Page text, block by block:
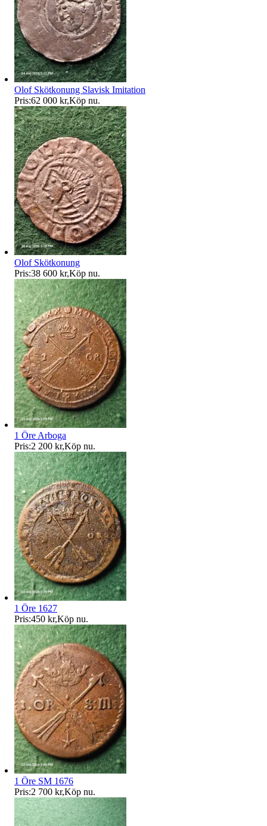
Olof Skötkonung Slavisk Imitation
Pris:62 000 kr,Köp nu.
Olof Skötkonung
Pris:38 600 kr,Köp nu.
1 Öre Arboga
Pris:2 200 kr,Köp nu.
1 Öre 1627
Pris:450 kr,Köp nu.
1 Öre SM 1676
Pris:2 700 kr,Köp nu.